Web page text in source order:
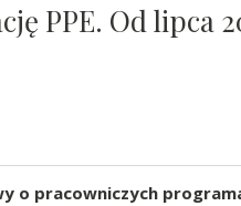
PPE. Od lipca
o pracowniczych